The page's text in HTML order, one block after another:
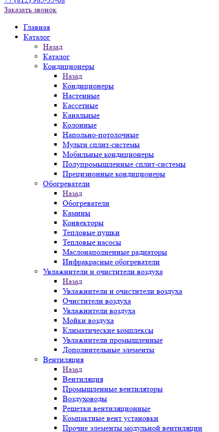
Заказать звонок
Главная
Каталог
Назад
Каталог
Кондиционеры
Назад
Кондиционеры
Настенные
Кассетные
Канальные
Колонные
Напольно-потолочные
Мульти сплит-системы
Мобильные кондиционеры
Полупромышленные сплит-системы
Прецизионные кондиционеры
Обогреватели
Назад
Обогреватели
Камины
Конвекторы
Тепловые пушки
Тепловые насосы
Маслонаполненные радиаторы
Инфракрасные обогреватели
Увлажнители и очистители воздуха
Назад
Увлажнители и очистители воздуха
Очистители воздуха
Увлажнители воздуха
Мойки воздуха
Климатические комплексы
Увлажнители промышленные
Дополнительные элементы
Вентиляция
Назад
Вентиляция
Промышленные вентиляторы
Воздуховоды
Решетки вентиляционные
Компактные вент установки
Прочие элементы модульной вентиляции